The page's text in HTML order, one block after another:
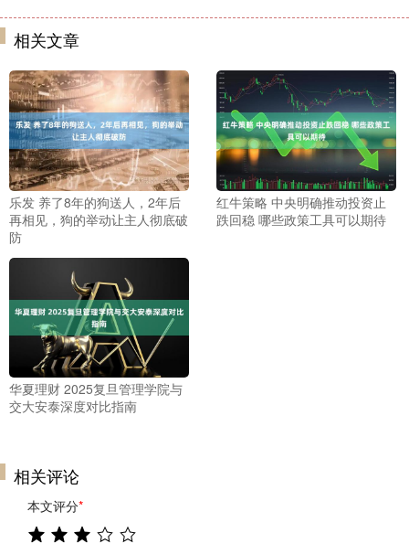
相关文章
乐发 养了8年的狗送人，2年后
再相见，狗的举动让主人彻底破
防
红牛策略 中央明确推动投资止
跌回稳 哪些政策工具可以期待
华夏理财 2025复旦管理学院与
交大安泰深度对比指南
相关评论
本文评分*